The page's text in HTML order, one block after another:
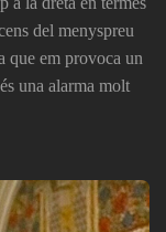
del menyspreu
que em provoca un
una alarma molt